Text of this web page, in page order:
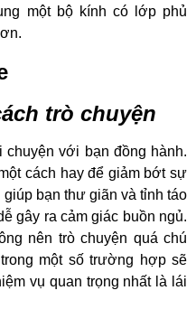
một bộ kính có lớp phủ
trò chuyện
chuyện với bạn đồng hành.
cách hay để giảm bớt sự
bạn thư giãn và tỉnh táo
gây ra cảm giác buồn ngủ.
nên trò chuyện quá chú
một số trường hợp sẽ
vụ quan trọng nhất là lái